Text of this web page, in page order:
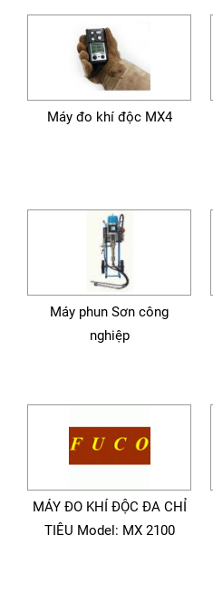
Máy đo khí độc MX4
Máy phun Sơn công
nghiệp
MÁY ĐO KHÍ ĐỘC ĐA CHỈ
TIÊU Model: MX 2100